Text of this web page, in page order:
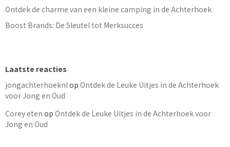
Ontdek de charme van een kleine camping in de Achterhoek
Boost Brands: De Sleutel tot Merksucces
Laatste reacties
jongachterhoeknl op Ontdek de Leuke Uitjes in de Achterhoek
voor Jong en Oud
Corey eten op Ontdek de Leuke Uitjes in de Achterhoek voor
Jong en Oud